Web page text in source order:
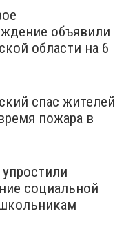
объявили
области на 6
спас жителей
пожара в
социальной